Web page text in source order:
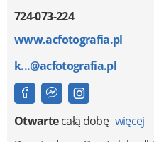
724-073-224
www.acfotografia.pl
k...@acfotografia.pl
Otwartecałą dobę więcej